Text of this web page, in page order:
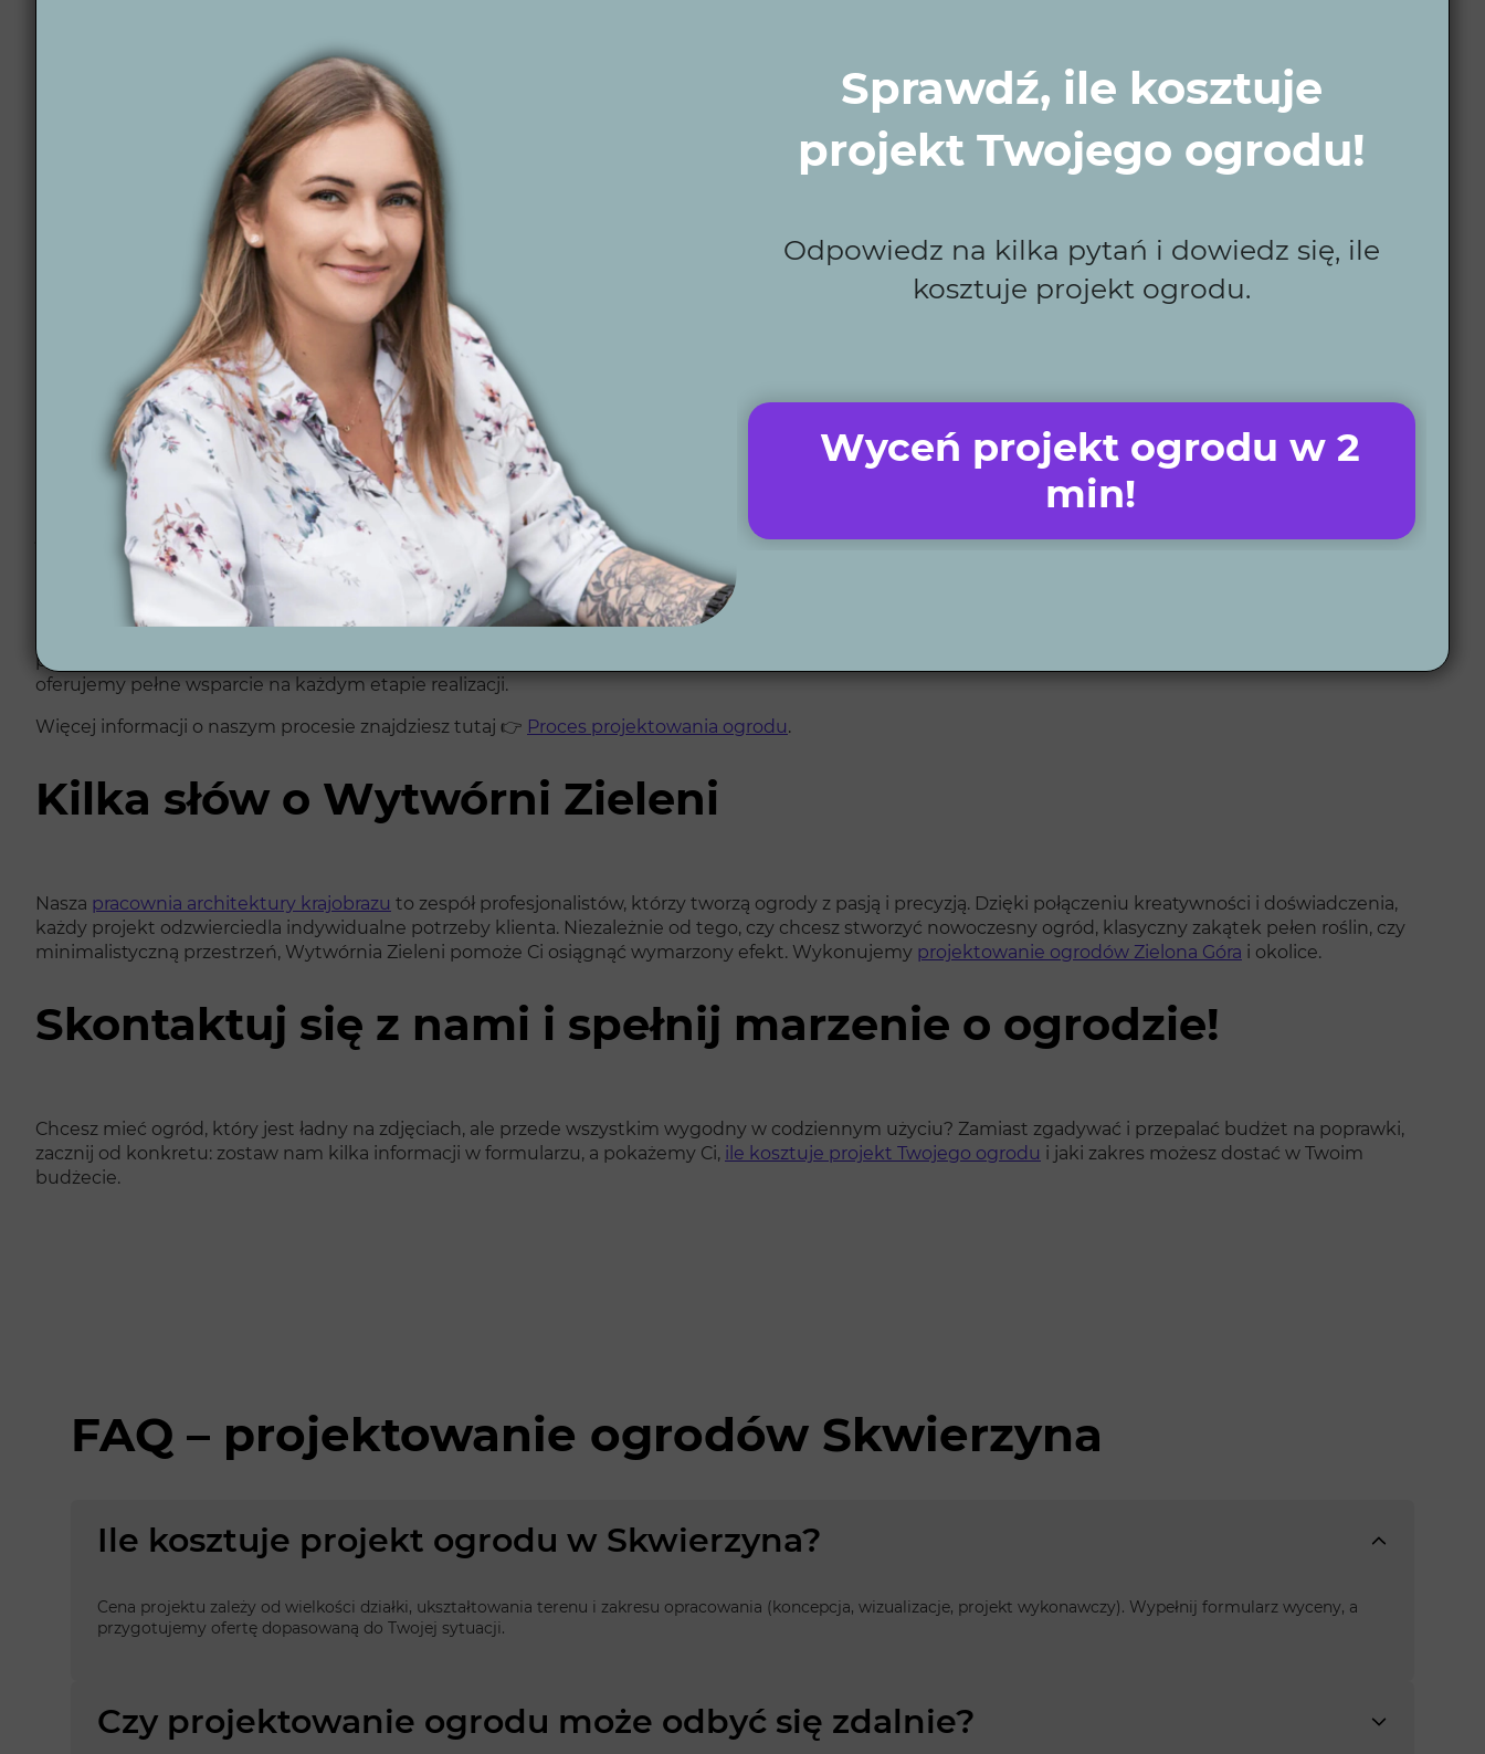
to firma specjalizująca się w tworzeniu ogrodów, które są nie tylko piękne, ale również w pełni funkcjonalne. Projektujemy ogrody
dopasowane do stylu życia, budżetu i indywidualnych potrzeb każdego klienta. Z nami Twój ogród w Skwierzynie stanie się przestrzenią pełną natury, relaksu i
Projektowanie ogrodów Skwierzyna- czym się wyróżniamy?
Pewność terminowej realizacji – dotrzymujemy ustalonych terminów, aby Twój ogród powstał na czas.
Gwarancja zadowolenia z projektu – każdy projekt tworzony jest z myślą o pełnym spełnieniu oczekiwań klientów.
Pomoc na każdym etapie – wspieramy naszych klientów na każdym kroku, od projektu aż po jego realizację.
12 lat doświadczenia i ponad 300 projektów – nasze doświadczenie to gwarancja jakości i estetyki.
Automatyzacja ogrodów – oferujemy inteligentne systemy nawadniania, oświetlenia oraz automatyczne kosiarki, które ułatwią pielęgnację.
Projektowanie online w całej Polsce – realizujemy projekty zdalnie, co umożliwia współpracę niezależnie od lokalizacji.
Sprawdź nasze dotychczasowe
realizacje ogrodów i zobacz, jak inspirujące przestrzenie możemy stworzyć dla Ciebie.
Jak wygląda proces projektowy?
przygotowujemy koncepcję 2D, a następnie wizualizacje 3D, które ukazują finalny wygląd ogrodu. Na końcu przekazujemy szczegółowy projekt wykonawczy i
oferujemy pełne wsparcie na każdym etapie realizacji.
Więcej informacji o naszym procesie znajdziesz tutaj 👉 Proces projektowania ogrodu.
Kilka słów o Wytwórni Zieleni
Nasza pracownia architektury krajobrazu to zespół profesjonalistów, którzy tworzą ogrody z pasją i precyzją. Dzięki połączeniu kreatywności i doświadczenia,
każdy projekt odzwierciedla indywidualne potrzeby klienta. Niezależnie od tego, czy chcesz stworzyć nowoczesny ogród, klasyczny zakątek pełen roślin, czy
minimalistyczną przestrzeń, Wytwórnia Zieleni pomoże Ci osiągnąć wymarzony efekt. Wykonujemy projektowanie ogrodów Zielona Góra i okolice.
Skontaktuj się z nami i spełnij marzenie o ogrodzie!
Chcesz mieć ogród, który jest ładny na zdjęciach, ale przede wszystkim wygodny w codziennym użyciu? Zamiast zgadywać i przepalać budżet na poprawki,
zacznij od konkretu: zostaw nam kilka informacji w formularzu, a pokażemy Ci, ile kosztuje projekt Twojego ogrodu i jaki zakres możesz dostać w Twoim
budżecie.
FAQ – projektowanie ogrodów Skwierzyna
Ile kosztuje projekt ogrodu w Skwierzyna?
Cena projektu zależy od wielkości działki, ukształtowania terenu i zakresu opracowania (koncepcja, wizualizacje, projekt wykonawczy). Wypełnij formularz wyceny, a
przygotujemy ofertę dopasowaną do Twojej sytuacji.
Czy projektowanie ogrodu może odbyć się zdalnie?
Sprawdź, ile kosztuje
projekt Twojego ogrodu!
Odpowiedz na kilka pytań i dowiedz się, ile
kosztuje projekt ogrodu.
Wyceń projekt ogrodu w 2
min!